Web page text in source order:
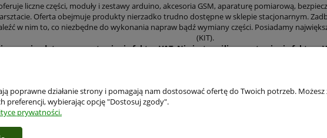
liczne części, moduły i zestawy arduino, akcesoria GSM, aparaturę pomiarową,
Oferta obejmuje produkty nierzadko trudno dostępne w sklepie stacjonarnym.
w nim to, co niezbędne do wykonania napraw bądź wymiany części. Posiadamy
(KIT).
przepisy dotyczące wystawiania faktur VAT.Nie jest możliwe wystawienie faktury
na zakup czekają m.in. aparatura pomiarowa, narzędzia, elementy mechaniczne
półprzewodniki, moduły i zestawy arduino, transformatory, części elektroniczne i
przemysłowym.
Z myślą o Państwa wygodzie zajęliśmy się prowadzeniem sklepu internetowego, aby
wystarczy się zalogować. Posiadanie konta umożliwia dokonywanie szybkich
więc zgodnie z RODO będziemy chronić Twoje dane osobowe jeszcze lepiej.
poprawne działanie strony i pomagają nam dostosować ofertę do Twoich potrzeb.
preferencji, wybierając opcję "Dostosuj zgody".
prywatności.